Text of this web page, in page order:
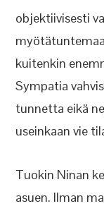
objektiivisesti
kuitenkin
Sympatia
tunnetta eikä
useinkaan vie
Tuokin Ninan
asuen. Ilman